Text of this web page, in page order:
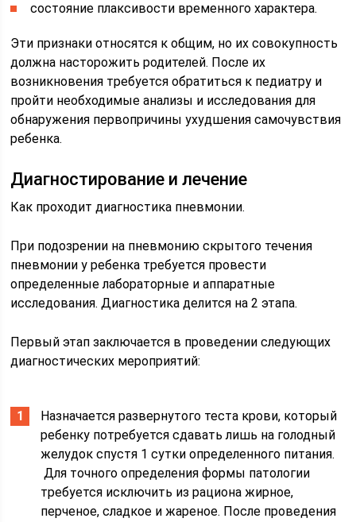
состояние плаксивости временного характера.
Эти признаки относятся к общим, но их совокупность
должна насторожить родителей. После их
возникновения требуется обратиться к педиатру и
пройти необходимые анализы и исследования для
обнаружения первопричины ухудшения самочувствия
ребенка.
Диагностирование и лечение
Как проходит диагностика пневмонии.
При подозрении на пневмонию скрытого течения
пневмонии у ребенка требуется провести
определенные лабораторные и аппаратные
исследования. Диагностика делится на 2 этапа.
Первый этап заключается в проведении следующих
диагностических мероприятий:
Назначается развернутого теста крови, который
ребенку потребуется сдавать лишь на голодный
желудок спустя 1 сутки определенного питания.
Для точного определения формы патологии
требуется исключить из рациона жирное,
перченое, сладкое и жареное. После проведения